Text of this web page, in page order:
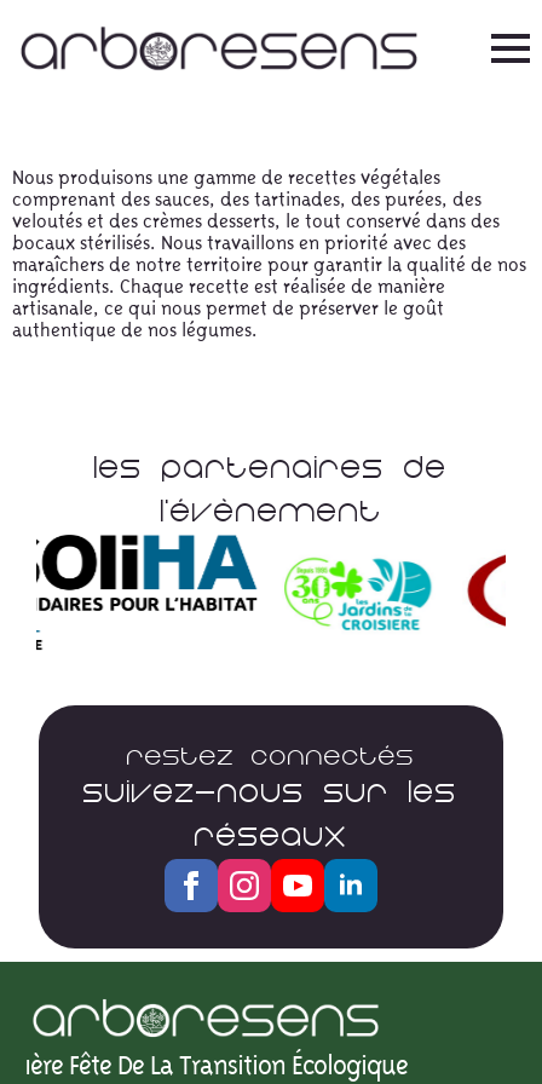
Nous produisons une gamme de recettes végétales
comprenant des sauces, des tartinades, des purées, des
veloutés et des crèmes desserts, le tout conservé dans des
bocaux stérilisés. Nous travaillons en priorité avec des
maraîchers de notre territoire pour garantir la qualité de nos
ingrédients. Chaque recette est réalisée de manière
artisanale, ce qui nous permet de préserver le goût
authentique de nos légumes.
Les Partenaires De
L'évènement
Restez connectés
SUIVEZ-NOUS SUR LES
RÉSEAUX
1ère Fête De La Transition Écologique